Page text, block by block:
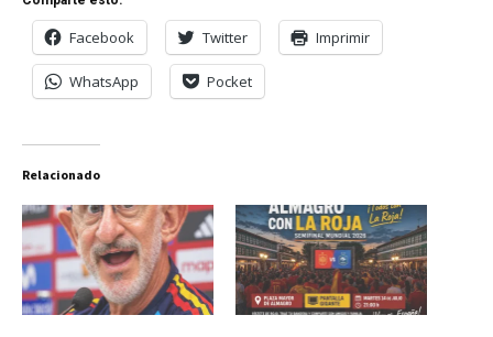
Facebook Twitter Imprimir
WhatsApp Pocket
Relacionado